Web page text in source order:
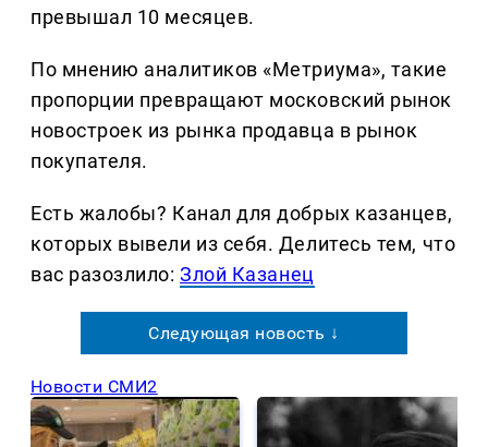
превышал 10 месяцев.
По мнению аналитиков «Метриума», такие
пропорции превращают московский рынок
новостроек из рынка продавца в рынок
покупателя.
Есть жалобы? Канал для добрых казанцев,
которых вывели из себя. Делитеcь тем, что
вас разозлило:Злой Казанец
Следующая новость ↓
Новости СМИ2